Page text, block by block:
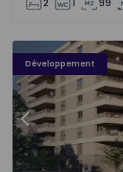
2 1 99
Développement
PLENO JARDIM - 3
Précédent